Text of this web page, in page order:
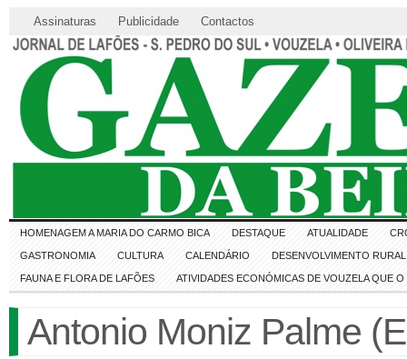
Assinaturas Publicidade Contactos
HOMENAGEM A MARIA DO CARMO BICA DESTAQUE ATUALIDADE
GASTRONOMIA CULTURA CALENDÁRIO DESENVOLVIMENTO RURAL
FAUNA E FLORA DE LAFÕES ATIVIDADES ECONÓMICAS DE VOUZELA QUE
Antonio Moniz Palme